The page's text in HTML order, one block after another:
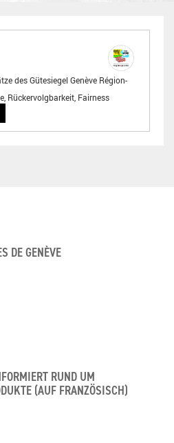
des Gütesiegel Genève Région-
Rückervolgbarkeit, Fairness
DE GENÈVE
RUND UM
(AUF FRANZÖSISCH)